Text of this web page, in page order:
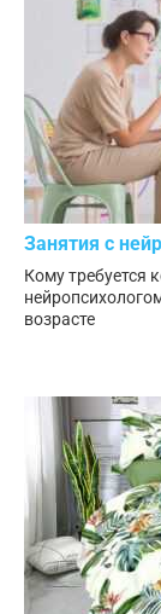
Занятия с
Кому требуется
возрасте